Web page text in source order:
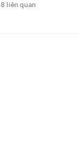
8 liên quan